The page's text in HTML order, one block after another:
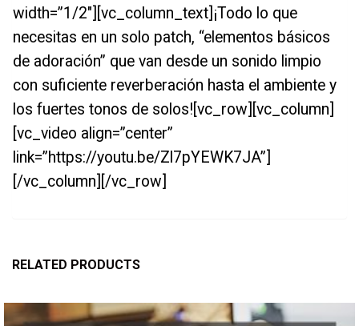
width=”1/2″][vc_column_text]¡Todo lo que
necesitas en un solo patch, “elementos básicos
de adoración” que van desde un sonido limpio
con suficiente reverberación hasta el ambiente y
los fuertes tonos de solos![vc_row][vc_column]
[vc_video align=”center”
link=”https://youtu.be/Zl7pYEWK7JA”]
[/vc_column][/vc_row]
RELATED PRODUCTS